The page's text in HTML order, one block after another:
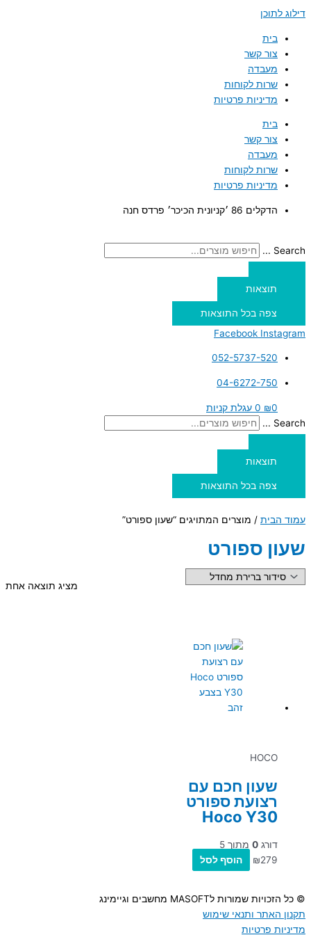
דילוג לתוכן
בית
צור קשר
מעבדה
שרות לקוחות
מדיניות פרטיות
בית
צור קשר
מעבדה
שרות לקוחות
מדיניות פרטיות
הדקלים 86 ׳קניונית הכיכר׳ פרדס חנה
Search ...
תוצאות
צפה בכל התוצאות
Facebook Instagram
052-5737-520
04-6272-750
₪0
0 עגלת קניות
Search ...
תוצאות
צפה בכל התוצאות
עמוד הבית / מוצרים המתויגים “שעון ספורט”
שעון ספורט
מציג תוצאה אחת
HOCO
שעון חכם עם
רצועת ספורט
Hoco Y30
דורג 0 מתוך 5
₪279 הוסף לסל
© כל הזכויות שמורות לMASOFT מחשבים וגיימינג
תקנון האתר ותנאי שימוש
מדיניות פרטיות